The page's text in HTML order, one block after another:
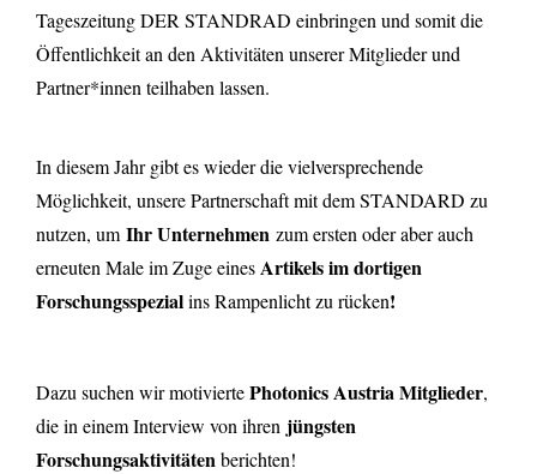
Tageszeitung DER STANDRAD einbringen und somit die
Öffentlichkeit an den Aktivitäten unserer Mitglieder und
Partner*innen teilhaben lassen.
In diesem Jahr gibt es wieder die vielversprechende
Möglichkeit, unsere Partnerschaft mit dem STANDARD zu
nutzen, umIhr Unternehmen zum ersten oder aber auch
erneuten Male im Zuge einesArtikels im dortigen
Forschungsspezialins Rampenlicht zu rücken!
Dazu suchen wir motiviertePhotonics Austria Mitglieder,
die in einem Interview von ihren jüngsten
Forschungsaktivitätenberichten!